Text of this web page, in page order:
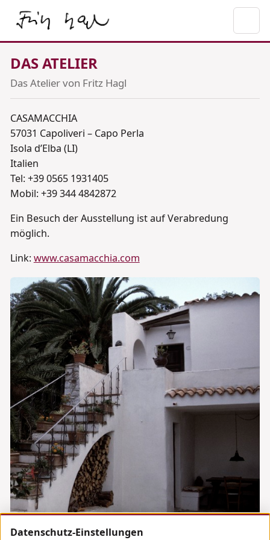
DAS ATELIER
Das Atelier von Fritz Hagl
CASAMACCHIA
57031 Capoliveri – Capo Perla
Isola d’Elba (LI)
Italien
Tel: +39 0565 1931405
Mobil: +39 344 4842872
Ein Besuch der Ausstellung ist auf Verabredung
möglich.
Link: www.casamacchia.com
Datenschutz-Einstellungen